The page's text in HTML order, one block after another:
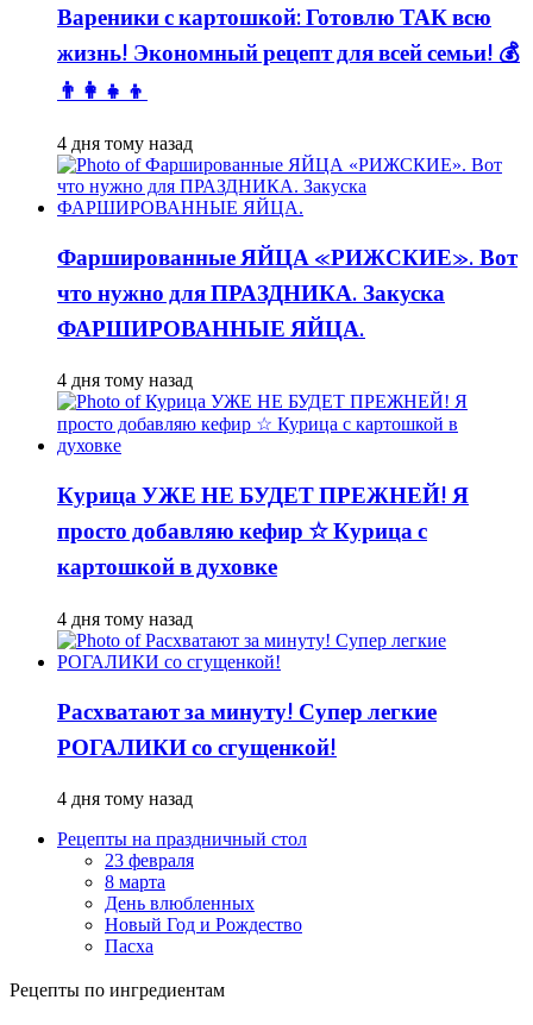
Вареники с картошкой: Готовлю ТАК всю
жизнь! Экономный рецепт для всей семьи! 💰
👨👩👧👦
4 дня тому назад
Фаршированные ЯЙЦА «РИЖСКИЕ». Вот
что нужно для ПРАЗДНИКА. Закуска
ФАРШИРОВАННЫЕ ЯЙЦА.
4 дня тому назад
Курица УЖЕ НЕ БУДЕТ ПРЕЖНЕЙ! Я
просто добавляю кефир ☆ Курица с
картошкой в духовке
4 дня тому назад
Расхватают за минуту! Супер легкие
РОГАЛИКИ со сгущенкой!
4 дня тому назад
Рецепты на праздничный стол
23 февраля
8 марта
День влюбленных
Новый Год и Рождество
Пасха
Рецепты по ингредиентам